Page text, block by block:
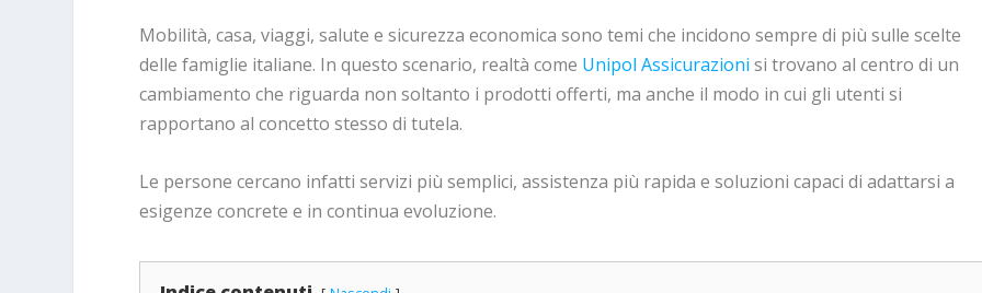
Mobilità, casa, viaggi, salute e sicurezza economica sono temi che incidono sempre di più sulle scelte
delle famiglie italiane. In questo scenario, realtà come Unipol Assicurazioni si trovano al centro di un
cambiamento che riguarda non soltanto i prodotti offerti, ma anche il modo in cui gli utenti si
rapportano al concetto stesso di tutela.
Le persone cercano infatti servizi più semplici, assistenza più rapida e soluzioni capaci di adattarsi a
esigenze concrete e in continua evoluzione.